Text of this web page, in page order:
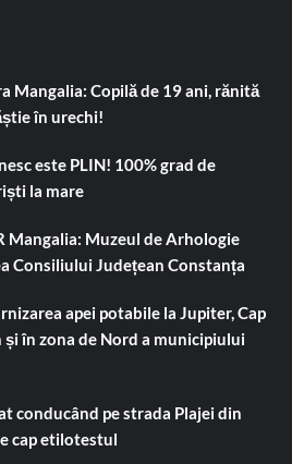
Mangalia: Copilă de 19 ani, rănită
în urechi!
este PLIN! 100% grad de
la mare
Mangalia: Muzeul de Arhologie
Consiliului Județean Constanța
apei potabile la Jupiter, Cap
în zona de Nord a municipiului
conducând pe strada Plajei din
cap etilotestul